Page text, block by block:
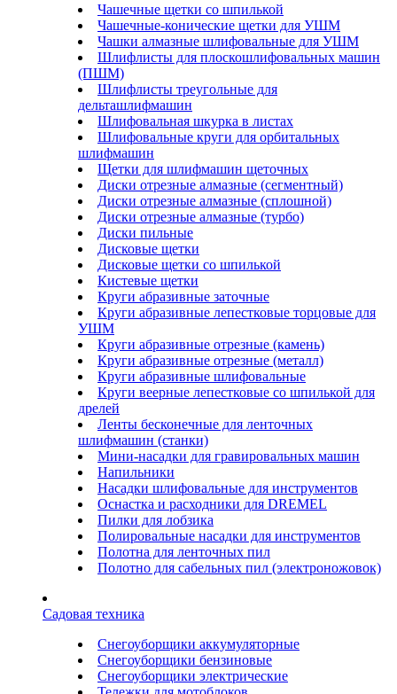
Чашечные щетки со шпилькой
Чашечные-конические щетки для УШМ
Чашки алмазные шлифовальные для УШМ
Шлифлисты для плоскошлифовальных машин
(ПШМ)
Шлифлисты треугольные для
дельташлифмашин
Шлифовальная шкурка в листах
Шлифовальные круги для орбитальных
шлифмашин
Щетки для шлифмашин щеточных
Диски отрезные алмазные (сегментный)
Диски отрезные алмазные (сплошной)
Диски отрезные алмазные (турбо)
Диски пильные
Дисковые щетки
Дисковые щетки со шпилькой
Кистевые щетки
Круги абразивные заточные
Круги абразивные лепестковые торцовые для
УШМ
Круги абразивные отрезные (камень)
Круги абразивные отрезные (металл)
Круги абразивные шлифовальные
Круги веерные лепестковые со шпилькой для
дрелей
Ленты бесконечные для ленточных
шлифмашин (станки)
Мини-насадки для гравировальных машин
Напильники
Насадки шлифовальные для инструментов
Оснастка и расходники для DREMEL
Пилки для лобзика
Полировальные насадки для инструментов
Полотна для ленточных пил
Полотно для сабельных пил (электроножовок)
Садовая техника
Снегоуборщики аккумуляторные
Снегоуборщики бензиновые
Снегоуборщики электрические